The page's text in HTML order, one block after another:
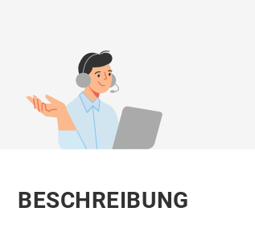
BESCHREIBUNG